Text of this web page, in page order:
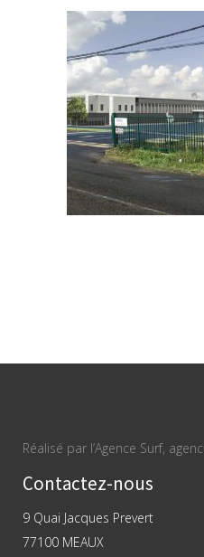
Réalisé par l’Agence Surf,
Contactez-nous
9 Quai Jacques Prevert
77100 MEAUX